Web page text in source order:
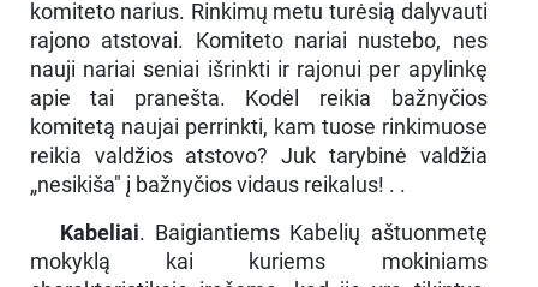
komiteto narius. Rinkimų metu turėsią dalyvauti
rajono atstovai. Komiteto nariai nustebo, nes
nauji nariai seniai išrinkti ir rajonui per apylinkę
apie tai pranešta. Kodėl reikia bažnyčios
komitetą naujai perrinkti, kam tuose rinkimuose
reikia valdžios atstovo? Juk tarybinė valdžia
„nesikiša" į bažnyčios vidaus reikalus! . .
Kabeliai. Baigiantiems Kabelių aštuonmetę
mokyklą kai kuriems mokiniams